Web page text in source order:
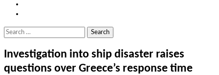
Search
Investigation into ship disaster raises
questions over Greece’s response time